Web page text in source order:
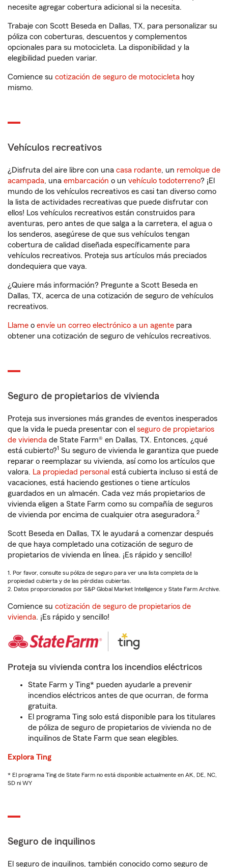
necesite agregar cobertura adicional si la necesita.
Trabaje con Scott Beseda en Dallas, TX, para personalizar su
póliza con coberturas, descuentos y complementos
opcionales para su motocicleta. La disponibilidad y la
elegibilidad pueden variar.
Comience su cotización de seguro de motocicleta hoy
mismo.
Vehículos recreativos
¿Disfruta del aire libre con una casa rodante, un remolque de
acampada, una embarcación o un vehículo todoterreno? ¡El
mundo de los vehículos recreativos es casi tan diverso como
la lista de actividades recreativas que puede disfrutar con
ellos! Los vehículos recreativos están construidos para
aventuras, pero antes de que salga a la carretera, el agua o
los senderos, asegúrese de que sus vehículos tengan
cobertura de calidad diseñada específicamente para
vehículos recreativos. Proteja sus artículos más preciados
dondequiera que vaya.
¿Quiere más información? Pregunte a Scott Beseda en
Dallas, TX, acerca de una cotización de seguro de vehículos
recreativos.
Llame o envíe un correo electrónico a un agente para
obtener una cotización de seguro de vehículos recreativos.
Seguro de propietarios de vivienda
Proteja sus inversiones más grandes de eventos inesperados
que la vida le pueda presentar con el seguro de propietarios
de vivienda de State Farm® en Dallas, TX. Entonces, ¿qué
está cubierto?1 Su seguro de vivienda le garantiza que puede
reparar o reemplazar su vivienda, así como los artículos que
valora. La propiedad personal está cubierta incluso si está de
vacaciones, está haciendo gestiones o tiene artículos
guardados en un almacén. Cada vez más propietarios de
vivienda eligen a State Farm como su compañía de seguros
de vivienda por encima de cualquier otra aseguradora.2
Scott Beseda en Dallas, TX le ayudará a comenzar después
de que haya completado una cotización de seguro de
propietarios de vivienda en línea. ¡Es rápido y sencillo!
1. Por favor, consulte su póliza de seguro para ver una lista completa de la
propiedad cubierta y de las pérdidas cubiertas.
2. Datos proporcionados por S&P Global Market Intelligence y State Farm Archive.
Comience su cotización de seguro de propietarios de
vivienda. ¡Es rápido y sencillo!
Proteja su vivienda contra los incendios eléctricos
State Farm y Ting* pueden ayudarle a prevenir
incendios eléctricos antes de que ocurran, de forma
gratuita.
El programa Ting solo está disponible para los titulares
de póliza de seguro de propietarios de vivienda no de
inquilinos de State Farm que sean elegibles.
Explora Ting
* El programa Ting de State Farm no está disponible actualmente en AK, DE, NC,
SD ni WY
Seguro de inquilinos
El seguro de inquilinos, también conocido como seguro de